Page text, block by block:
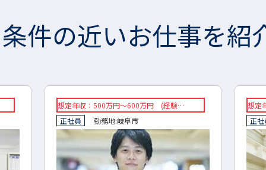
条件の近いお仕事を紹
想定年収：420万円～500万円
正社員
勤務地:各務原市
想定
正社